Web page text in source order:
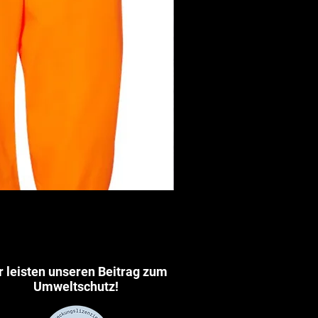
leisten unseren Beitrag zum
Umweltschutz!